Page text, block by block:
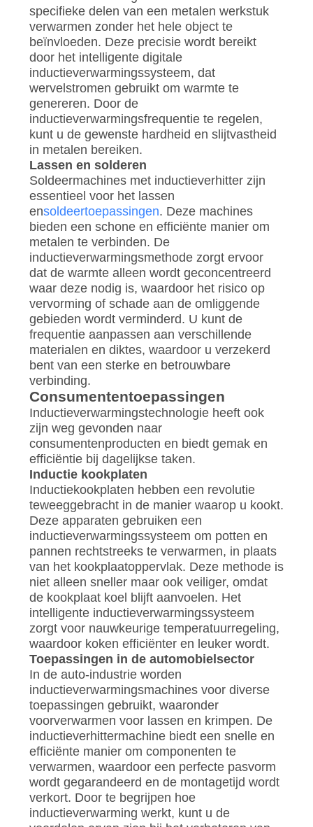
specifieke delen van een metalen werkstuk
verwarmen zonder het hele object te
beïnvloeden. Deze precisie wordt bereikt
door het intelligente digitale
inductieverwarmingssysteem, dat
wervelstromen gebruikt om warmte te
genereren. Door de
inductieverwarmingsfrequentie te regelen,
kunt u de gewenste hardheid en slijtvastheid
in metalen bereiken.
Lassen en solderen
Soldeermachines met inductieverhitter zijn
essentieel voor het lassen
ensoldeertoepassingen. Deze machines
bieden een schone en efficiënte manier om
metalen te verbinden. De
inductieverwarmingsmethode zorgt ervoor
dat de warmte alleen wordt geconcentreerd
waar deze nodig is, waardoor het risico op
vervorming of schade aan de omliggende
gebieden wordt verminderd. U kunt de
frequentie aanpassen aan verschillende
materialen en diktes, waardoor u verzekerd
bent van een sterke en betrouwbare
verbinding.
Consumententoepassingen
Inductieverwarmingstechnologie heeft ook
zijn weg gevonden naar
consumentenproducten en biedt gemak en
efficiëntie bij dagelijkse taken.
Inductie kookplaten
Inductiekookplaten hebben een revolutie
teweeggebracht in de manier waarop u kookt.
Deze apparaten gebruiken een
inductieverwarmingssysteem om potten en
pannen rechtstreeks te verwarmen, in plaats
van het kookplaatoppervlak. Deze methode is
niet alleen sneller maar ook veiliger, omdat
de kookplaat koel blijft aanvoelen. Het
intelligente inductieverwarmingssysteem
zorgt voor nauwkeurige temperatuurregeling,
waardoor koken efficiënter en leuker wordt.
Toepassingen in de automobielsector
In de auto-industrie worden
inductieverwarmingsmachines voor diverse
toepassingen gebruikt, waaronder
voorverwarmen voor lassen en krimpen. De
inductieverhittermachine biedt een snelle en
efficiënte manier om componenten te
verwarmen, waardoor een perfecte pasvorm
wordt gegarandeerd en de montagetijd wordt
verkort. Door te begrijpen hoe
inductieverwarming werkt, kunt u de